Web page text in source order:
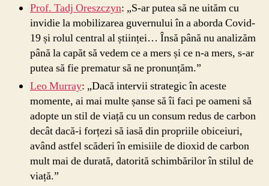
Prof. Tadj Oreszczyn: „S-ar putea să ne uităm cu
invidie la mobilizarea guvernului în a aborda Covid-
19 și rolul central al științei… Însă până nu analizăm
până la capăt să vedem ce a mers și ce n-a mers, s-ar
putea să fie prematur să ne pronunțăm.”
Leo Murray: „Dacă intervii strategic în aceste
momente, ai mai multe șanse să îi faci pe oameni să
adopte un stil de viață cu un consum redus de carbon
decât dacă-i forțezi să iasă din propriile obiceiuri,
având astfel scăderi în emisiile de dioxid de carbon
mult mai de durată, datorită schimbărilor în stilul de
viață.”